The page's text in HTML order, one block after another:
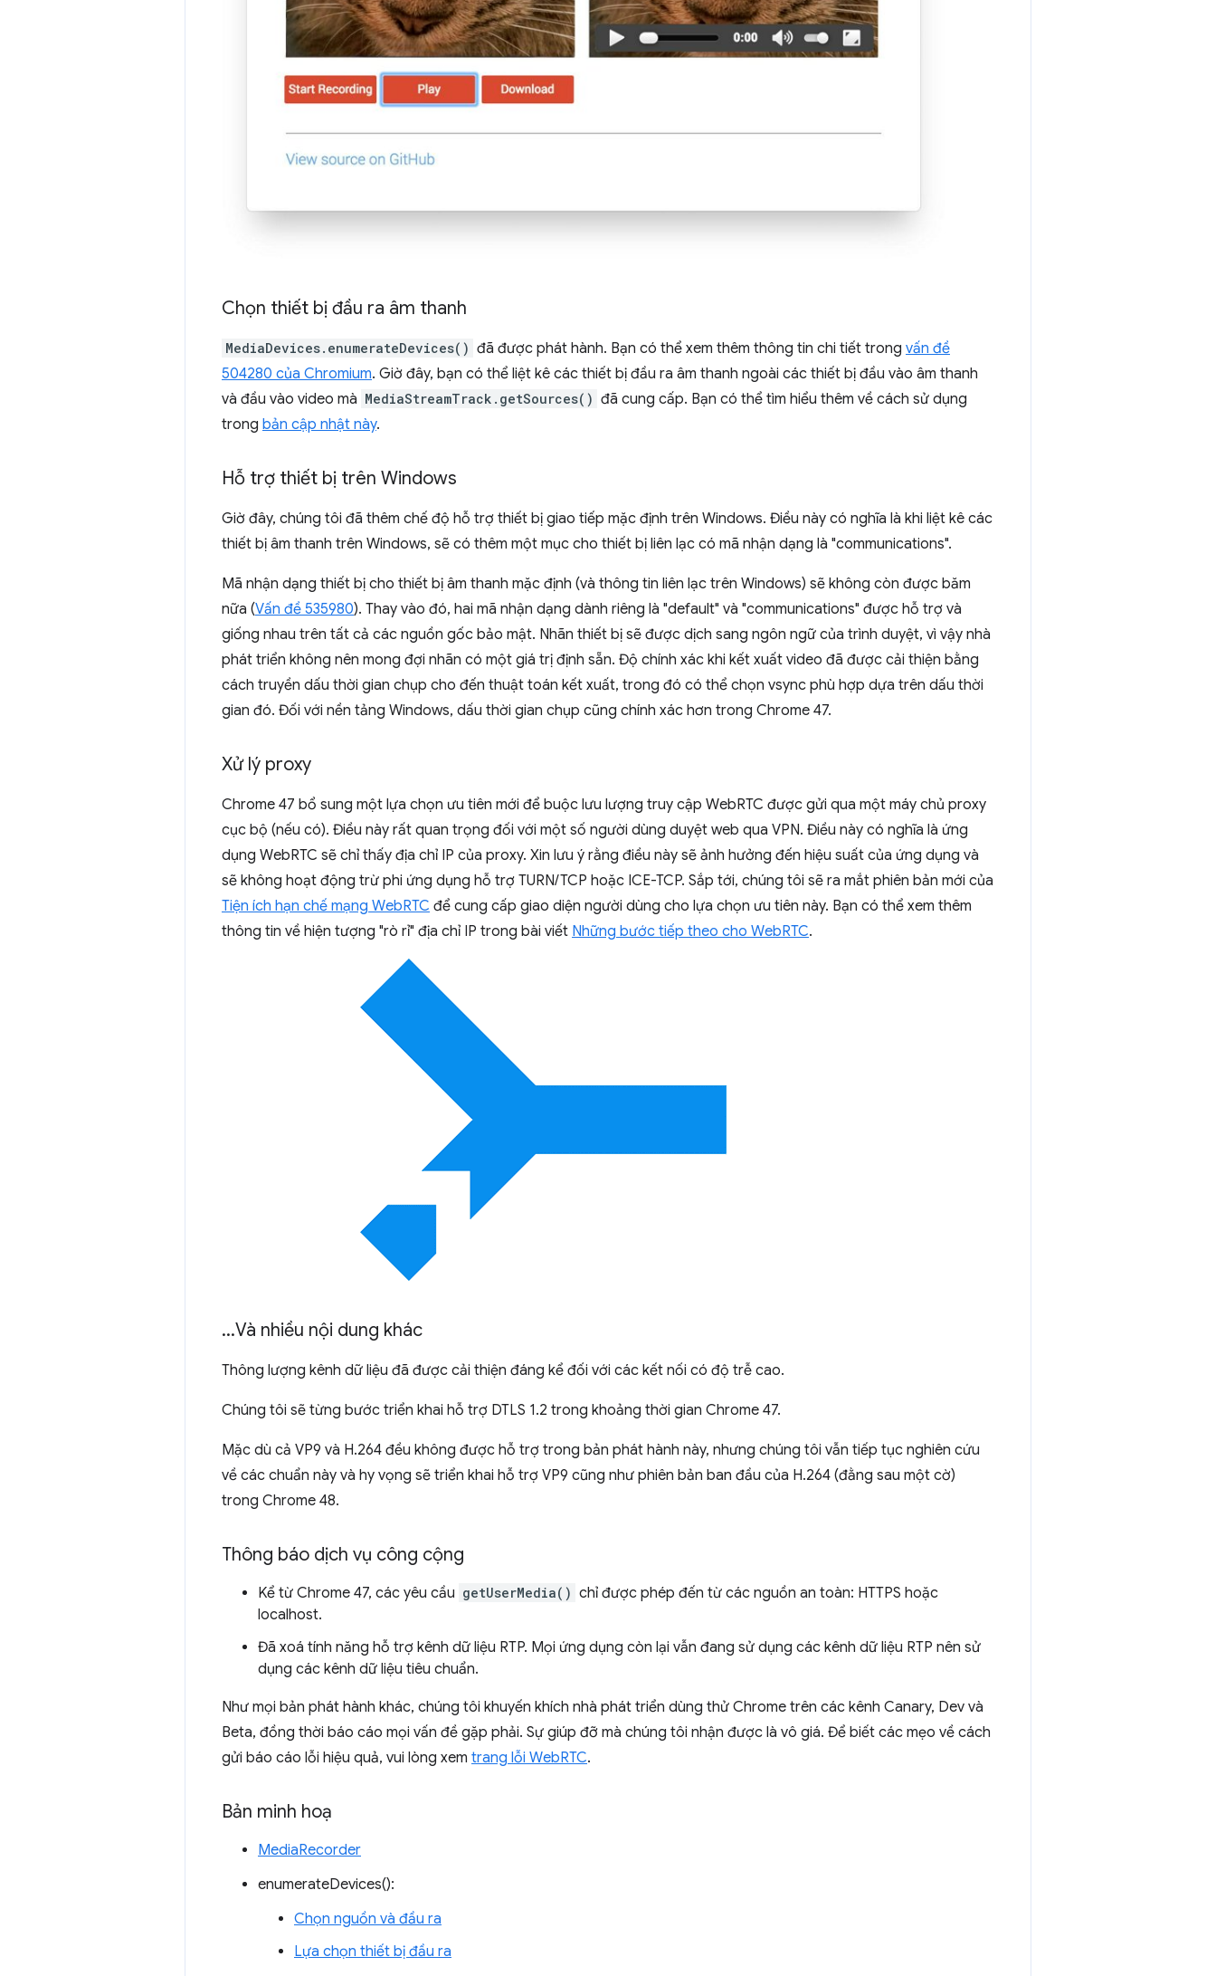
Chọn thiết bị đầu ra âm thanh
MediaDevices.enumerateDevices() đã được phát hành. Bạn có thể xem thêm thông tin chi tiết trong vấn đề
504280 của Chromium. Giờ đây, bạn có thể liệt kê các thiết bị đầu ra âm thanh ngoài các thiết bị đầu vào âm thanh
và đầu vào video mà MediaStreamTrack.getSources() đã cung cấp. Bạn có thể tìm hiểu thêm về cách sử dụng
trong bản cập nhật này.
Hỗ trợ thiết bị trên Windows
Giờ đây, chúng tôi đã thêm chế độ hỗ trợ thiết bị giao tiếp mặc định trên Windows. Điều này có nghĩa là khi liệt kê các
thiết bị âm thanh trên Windows, sẽ có thêm một mục cho thiết bị liên lạc có mã nhận dạng là "communications".
Mã nhận dạng thiết bị cho thiết bị âm thanh mặc định (và thông tin liên lạc trên Windows) sẽ không còn được băm
nữa (Vấn đề 535980). Thay vào đó, hai mã nhận dạng dành riêng là "default" và "communications" được hỗ trợ và
giống nhau trên tất cả các nguồn gốc bảo mật. Nhãn thiết bị sẽ được dịch sang ngôn ngữ của trình duyệt, vì vậy nhà
phát triển không nên mong đợi nhãn có một giá trị định sẵn. Độ chính xác khi kết xuất video đã được cải thiện bằng
cách truyền dấu thời gian chụp cho đến thuật toán kết xuất, trong đó có thể chọn vsync phù hợp dựa trên dấu thời
gian đó. Đối với nền tảng Windows, dấu thời gian chụp cũng chính xác hơn trong Chrome 47.
Xử lý proxy
Chrome 47 bổ sung một lựa chọn ưu tiên mới để buộc lưu lượng truy cập WebRTC được gửi qua một máy chủ proxy
cục bộ (nếu có). Điều này rất quan trọng đối với một số người dùng duyệt web qua VPN. Điều này có nghĩa là ứng
dụng WebRTC sẽ chỉ thấy địa chỉ IP của proxy. Xin lưu ý rằng điều này sẽ ảnh hưởng đến hiệu suất của ứng dụng và
sẽ không hoạt động trừ phi ứng dụng hỗ trợ TURN/TCP hoặc ICE-TCP. Sắp tới, chúng tôi sẽ ra mắt phiên bản mới của
Tiện ích hạn chế mạng WebRTC để cung cấp giao diện người dùng cho lựa chọn ưu tiên này. Bạn có thể xem thêm
thông tin về hiện tượng "rò rỉ" địa chỉ IP trong bài viết Những bước tiếp theo cho WebRTC.
...Và nhiều nội dung khác
Thông lượng kênh dữ liệu đã được cải thiện đáng kể đối với các kết nối có độ trễ cao.
Chúng tôi sẽ từng bước triển khai hỗ trợ DTLS 1.2 trong khoảng thời gian Chrome 47.
Mặc dù cả VP9 và H.264 đều không được hỗ trợ trong bản phát hành này, nhưng chúng tôi vẫn tiếp tục nghiên cứu
về các chuẩn này và hy vọng sẽ triển khai hỗ trợ VP9 cũng như phiên bản ban đầu của H.264 (đằng sau một cờ)
trong Chrome 48.
Thông báo dịch vụ công cộng
Kể từ Chrome 47, các yêu cầu getUserMedia() chỉ được phép đến từ các nguồn an toàn: HTTPS hoặc
localhost.
Đã xoá tính năng hỗ trợ kênh dữ liệu RTP. Mọi ứng dụng còn lại vẫn đang sử dụng các kênh dữ liệu RTP nên sử
dụng các kênh dữ liệu tiêu chuẩn.
Như mọi bản phát hành khác, chúng tôi khuyến khích nhà phát triển dùng thử Chrome trên các kênh Canary, Dev và
Beta, đồng thời báo cáo mọi vấn đề gặp phải. Sự giúp đỡ mà chúng tôi nhận được là vô giá. Để biết các mẹo về cách
gửi báo cáo lỗi hiệu quả, vui lòng xem trang lỗi WebRTC.
Bản minh hoạ
MediaRecorder
enumerateDevices():
Chọn nguồn và đầu ra
Lựa chọn thiết bị đầu ra